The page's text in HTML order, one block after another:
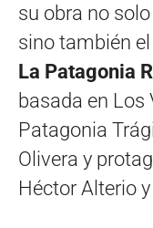
su obra no
sino también
La Patagonia
basada en Los
Patagonia
Olivera y
Héctor Alterio